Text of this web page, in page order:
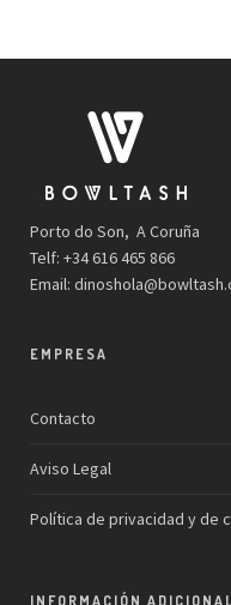
Porto do Son, A Coruña
Telf: +34 616 465 866
Email:
EMPRESA
Contacto
Aviso Legal
Política de privacidad y de
INFORMACIÓN ADICIONAL